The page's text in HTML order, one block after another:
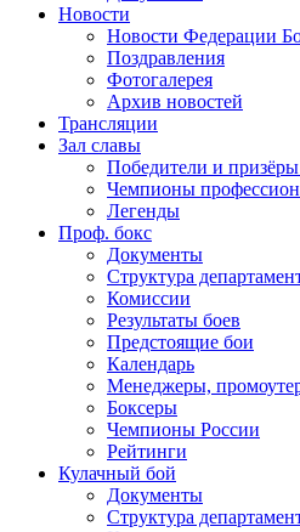
Новости
Новости Федерации
Поздравления
Фотогалерея
Архив новостей
Трансляции
Зал славы
Победители и
Чемпионы
Легенды
Проф. бокс
Документы
Структура
Комиссии
Результаты боев
Предстоящие бои
Календарь
Менеджеры,
Боксеры
Чемпионы России
Рейтинги
Кулачный бой
Документы
Структура